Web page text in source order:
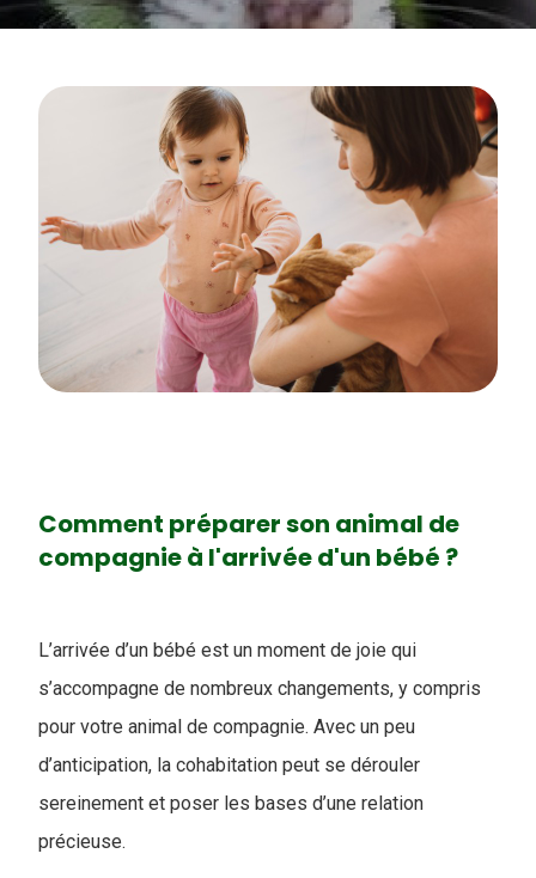
Comment préparer son animal de
compagnie à l'arrivée d'un bébé ?
L’arrivée d’un bébé est un moment de joie qui
s’accompagne de nombreux changements, y compris
pour votre animal de compagnie. Avec un peu
d’anticipation, la cohabitation peut se dérouler
sereinement et poser les bases d’une relation
précieuse.